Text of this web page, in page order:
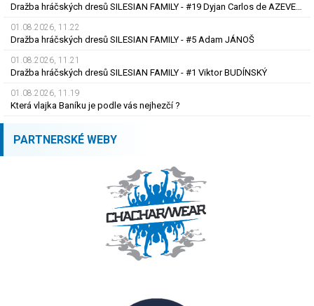
01.08.2026, 11.22
Dražba hráčských dresů SILESIAN FAMILY - #5 Adam JÁNOŠ
01.08.2026, 11.21
Dražba hráčských dresů SILESIAN FAMILY - #1 Viktor BUDÍNSKÝ
01.08.2026, 11.19
Která vlajka Baníku je podle vás nejhezčí ?
PARTNERSKÉ WEBY